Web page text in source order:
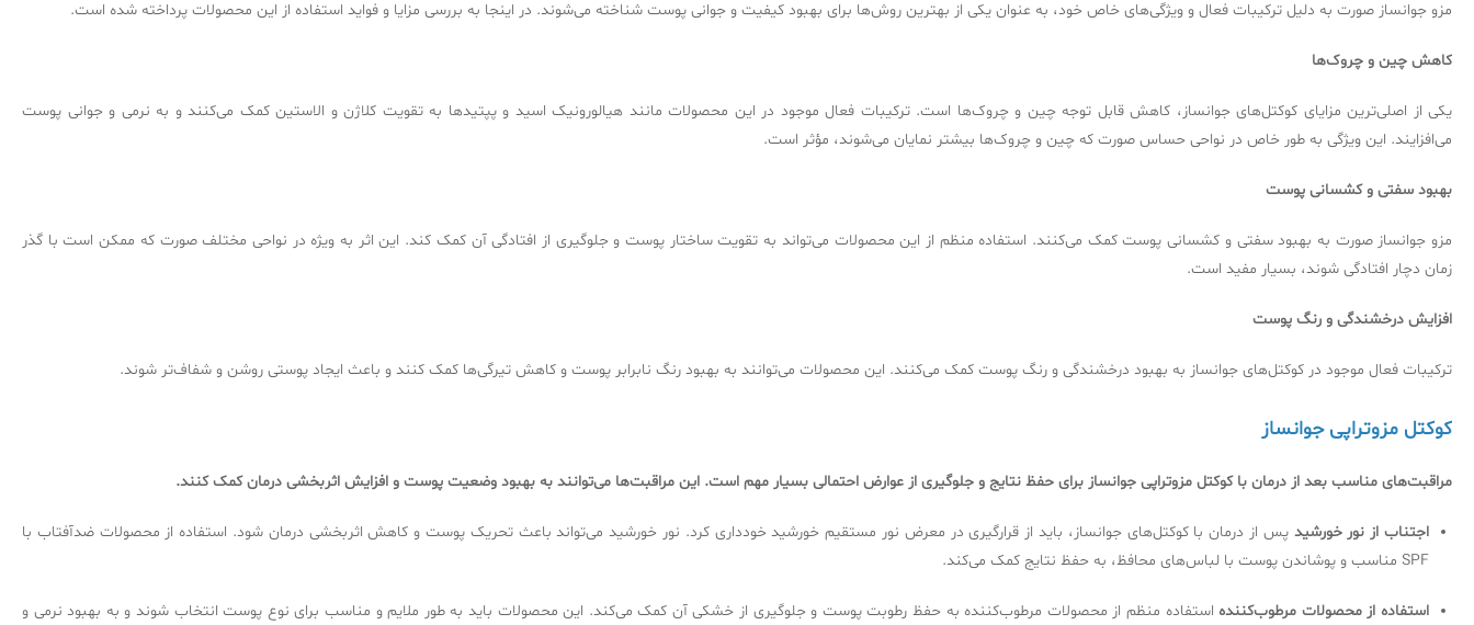
مزو جوانساز صورت به دلیل ترکیبات فعال و ویژگی‌های خاص خود، به عنوان یکی از بهترین روش‌ها برای بهبود کیفیت و جوانی پوست شناخته می‌شوند. در اینجا به بررسی مزایا و فواید استفاده از این محصولات پرداخته شده است.
کاهش چین و چروک‌ها
یکی از اصلی‌ترین مزایای کوکتل‌های جوانساز، کاهش قابل توجه چین و چروک‌ها است. ترکیبات فعال موجود در این محصولات مانند هیالورونیک اسید و پپتیدها به تقویت کلاژن و الاستین کمک می‌کنند و به نرمی و جوانی پوست
می‌افزایند. این ویژگی به طور خاص در نواحی حساس صورت که چین و چروک‌ها بیشتر نمایان می‌شوند، مؤثر است.
بهبود سفتی و کشسانی پوست
مزو جوانساز صورت به بهبود سفتی و کشسانی پوست کمک می‌کنند. استفاده منظم از این محصولات می‌تواند به تقویت ساختار پوست و جلوگیری از افتادگی آن کمک کند. این اثر به ویژه در نواحی مختلف صورت که ممکن است با گذر
زمان دچار افتادگی شوند، بسیار مفید است.
افزایش درخشندگی و رنگ پوست
ترکیبات فعال موجود در کوکتل‌های جوانساز به بهبود درخشندگی و رنگ پوست کمک می‌کنند. این محصولات می‌توانند به بهبود رنگ نابرابر پوست و کاهش تیرگی‌ها کمک کنند و باعث ایجاد پوستی روشن و شفاف‌تر شوند.
کوکتل مزوتراپی جوانساز
مراقبت‌های مناسب بعد از درمان با کوکتل‌ مزوتراپی جوانساز برای حفظ نتایج و جلوگیری از عوارض احتمالی بسیار مهم است. این مراقبت‌ها می‌توانند به بهبود وضعیت پوست و افزایش اثربخشی درمان کمک کنند.
اجتناب از نور خورشید پس از درمان با کوکتل‌های جوانساز، باید از قرارگیری در معرض نور مستقیم خورشید خودداری کرد. نور خورشید می‌تواند باعث تحریک پوست و کاهش اثربخشی درمان شود. استفاده از محصولات ضدآفتاب با
SPF مناسب و پوشاندن پوست با لباس‌های محافظ، به حفظ نتایج کمک می‌کند.
استفاده از محصولات مرطوب‌کننده استفاده منظم از محصولات مرطوب‌کننده به حفظ رطوبت پوست و جلوگیری از خشکی آن کمک می‌کند. این محصولات باید به طور ملایم و مناسب برای نوع پوست انتخاب شوند و به بهبود نرمی و